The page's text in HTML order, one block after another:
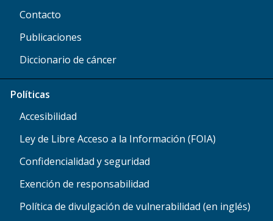
Contacto
Publicaciones
Diccionario de cáncer
Políticas
Accesibilidad
Ley de Libre Acceso a la Información (FOIA)
Confidencialidad y seguridad
Exención de responsabilidad
Política de divulgación de vulnerabilidad (en inglés)